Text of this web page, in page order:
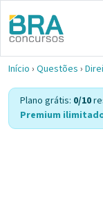
Início › Questões ›
Plano grátis: 0/10
Premium